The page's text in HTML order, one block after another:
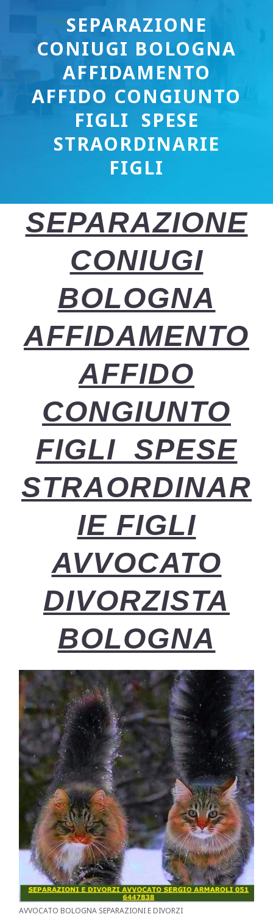
SEPARAZIONE
CONIUGI BOLOGNA
AFFIDAMENTO
AFFIDO CONGIUNTO
FIGLI SPESE
STRAORDINARIE
FIGLI
SEPARAZIONE
CONIUGI
BOLOGNA
AFFIDAMENTO
AFFIDO
CONGIUNTO
FIGLI SPESE
STRAORDINAR
IE FIGLI
AVVOCATO
DIVORZISTA
BOLOGNA
AVVOCATO BOLOGNA SEPARAZIONI E DIVORZI